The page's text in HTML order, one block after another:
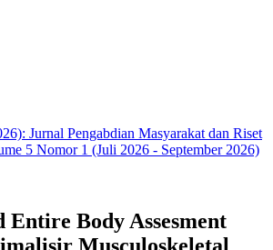
Jurnal Pengabdian Masyarakat dan Riset
5 Nomor 1 (Juli 2026 - September 2026)
Entire Body Assesment
Musculoskeletal